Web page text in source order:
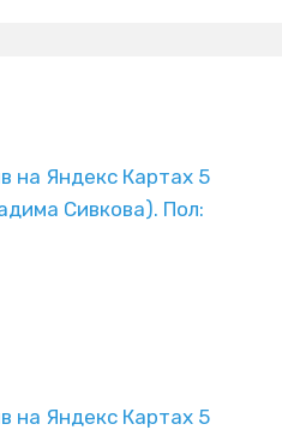
на Яндекс Картах 5
Сивкова). Пол:
на Яндекс Картах 5